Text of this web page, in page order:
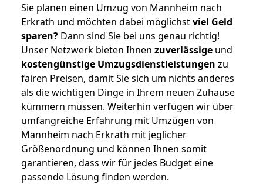
Sie planen einen Umzug von Mannheim nach
Erkrath und möchten dabei möglichstviel Geld
sparen? Dann sind Sie bei uns genau richtig!
Unser Netzwerk bieten Ihnen zuverlässige und
kostengünstige Umzugsdienstleistungen zu
fairen Preisen, damit Sie sich um nichts anderes
als die wichtigen Dinge in Ihrem neuen Zuhause
kümmern müssen. Weiterhin verfügen wir über
umfangreiche Erfahrung mit Umzügen von
Mannheim nach Erkrath mit jeglicher
Größenordnung und können Ihnen somit
garantieren, dass wir für jedes Budget eine
passende Lösung finden werden.